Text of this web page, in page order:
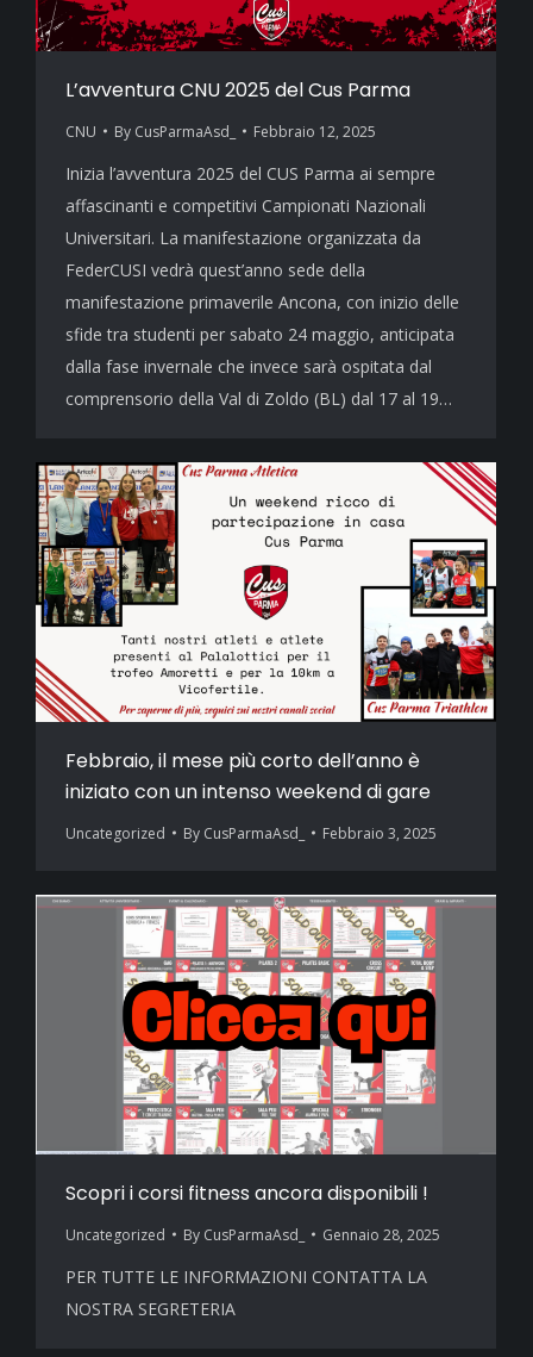
L’avventura CNU 2025 del Cus Parma
CNU By CusParmaAsd_ Febbraio 12, 2025
Inizia l’avventura 2025 del CUS Parma ai sempre
affascinanti e competitivi Campionati Nazionali
Universitari. La manifestazione organizzata da
FederCUSI vedrà quest’anno sede della
manifestazione primaverile Ancona, con inizio delle
sfide tra studenti per sabato 24 maggio, anticipata
dalla fase invernale che invece sarà ospitata dal
comprensorio della Val di Zoldo (BL) dal 17 al 19…
Febbraio, il mese più corto dell’anno è
iniziato con un intenso weekend di gare
Uncategorized By CusParmaAsd_ Febbraio 3, 2025
Scopri i corsi fitness ancora disponibili !
Uncategorized By CusParmaAsd_ Gennaio 28, 2025
PER TUTTE LE INFORMAZIONI CONTATTA LA
NOSTRA SEGRETERIA